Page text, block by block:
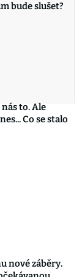
bude slušet?
to. Ale
Co se stalo
nové záběry.